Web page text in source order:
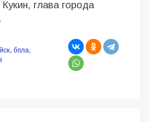
глава города
, бпла,